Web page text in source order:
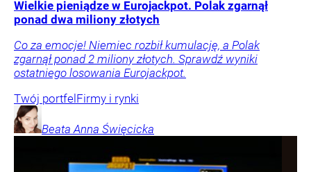
Wielkie pieniądze w Eurojackpot. Polak zgarnął
ponad dwa miliony złotych
Co za emocje! Niemiec rozbił kumulację, a Polak
zgarnął ponad 2 miliony złotych. Sprawdź wyniki
ostatniego losowania Eurojackpot.
Twój portfelFirmy i rynki
Beata Anna Święcicka